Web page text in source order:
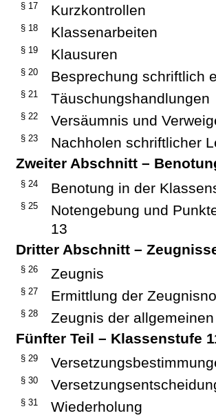
§ 17 Kurzkontrollen
§ 18 Klassenarbeiten
§ 19 Klausuren
§ 20 Besprechung schriftlich
§ 21 Täuschungshandlungen
§ 22 Versäumnis und
§ 23
Nachholen schriftlicher
Zweiter Abschnitt –
§ 24 Benotung in der
§ 25
Notengebung und
13
Dritter Abschnitt –
§ 26 Zeugnis
§ 27 Ermittlung der
§ 28
Zeugnis der
Fünfter Teil – Klassenstufe
§ 29
§ 30
§ 31
Wiederholung